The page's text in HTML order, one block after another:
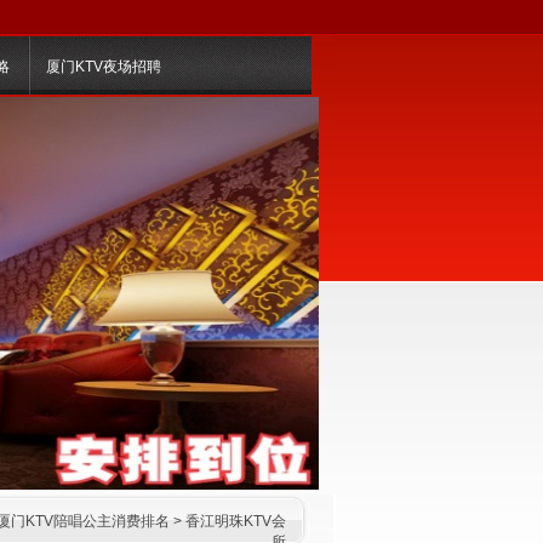
厦门KTV夜场招聘
门KTV陪唱公主消费排名 > 香江明珠KTV会